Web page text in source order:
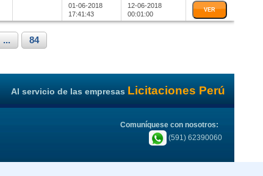
01-06-2018
17:41:43
12-06-2018
00:01:00
VER
... 84
Al servicio de las empresas Licitaciones Perú
Comuníquese con nosotros:
(591) 62390060